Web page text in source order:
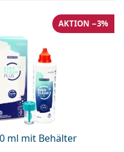
ml mit Behälter
AKTION −3%